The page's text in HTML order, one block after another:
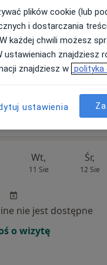
o wizytę
Wt,
11 Sie
Śr,
12 Sie
nie jest dostępne
o wizytę
plików cookie (lub
i dostarczania
każdej chwili możesz
znajdziesz
znajdziesz w polityka
ustawienia